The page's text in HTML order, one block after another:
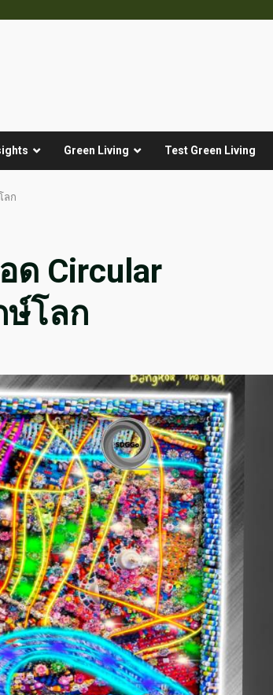
Green Living Test Green Living
ลก
ด Circular
ษ์โลก